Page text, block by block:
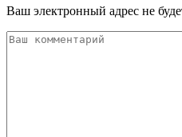
Ваш электронный адрес не